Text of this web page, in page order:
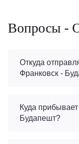
Вопросы -
Откуда
Франковск -
Куда
Будапешт?